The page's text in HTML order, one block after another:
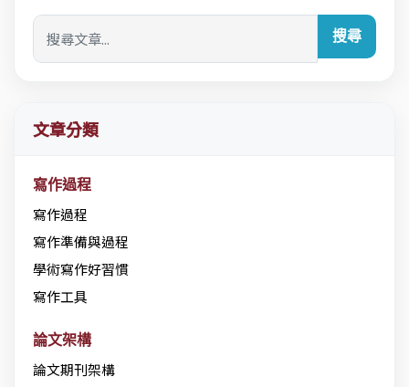
搜尋
文章分類
寫作過程
寫作過程
寫作準備與過程
學術寫作好習慣
寫作工具
論文架構
論文期刊架構